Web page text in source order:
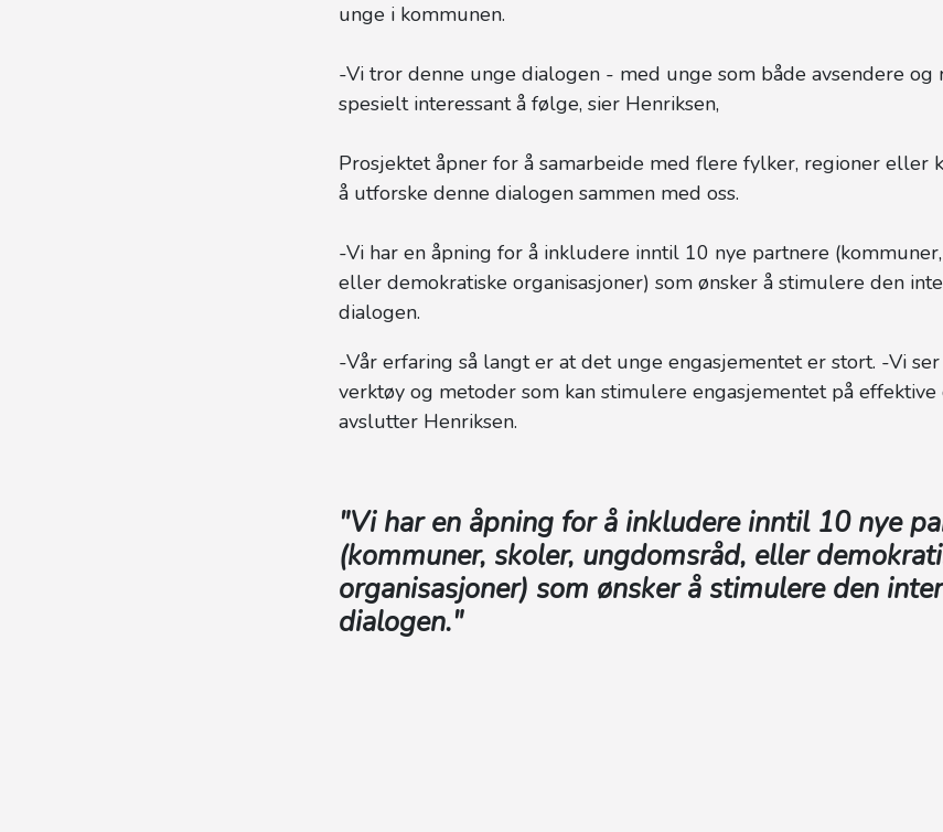
unge i kommunen.
-Vi tror denne unge dialogen - med unge som både avsendere og
spesielt interessant å følge, sier Henriksen,
Prosjektet åpner for å samarbeide med flere fylker, regioner eller
å utforske denne dialogen sammen med oss.
-Vi har en åpning for å inkludere inntil 10 nye partnere
eller demokratiske organisasjoner) som ønsker å stimulere den
dialogen.
-Vår erfaring så langt er at det unge engasjementet er stort. -Vi
verktøy og metoder som kan stimulere engasjementet på
avslutter Henriksen.
"Vi har en åpning for å inkludere inntil 10 nye
(kommuner, skoler, ungdomsråd, eller
organisasjoner) som ønsker å stimulere den
dialogen."